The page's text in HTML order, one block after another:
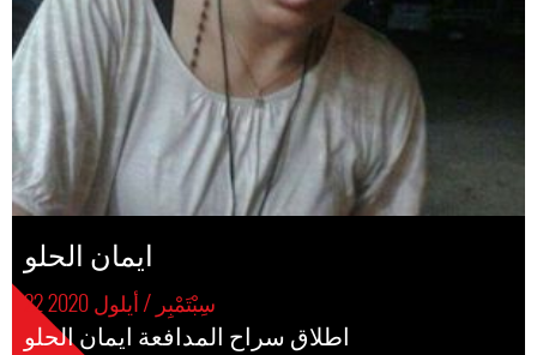
ايمان الحلو
22 سِبْتَمْبِر / أيلول 2020
اطلاق سراح المدافعة ايمان الحلو